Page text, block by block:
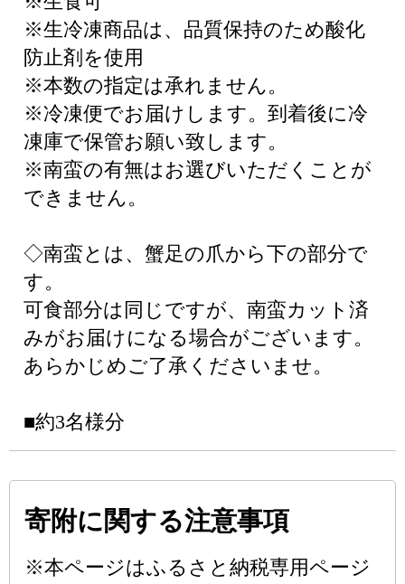
※生冷凍商品は、品質保持のため酸化
防止剤を使用
※本数の指定は承れません。
※冷凍便でお届けします。到着後に冷
凍庫で保管お願い致します。
※南蛮の有無はお選びいただくことが
できません。
◇南蛮とは、蟹足の爪から下の部分で
す。
可食部分は同じですが、南蛮カット済
みがお届けになる場合がございます。
あらかじめご了承くださいませ。
■約3名様分
寄附に関する注意事項
※本ページはふるさと納税専用ページ